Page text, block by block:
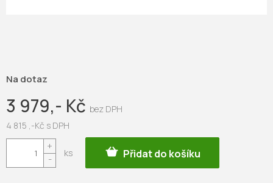
3 979,- Kč
4 815 ,-Kč s DPH
Měrná
Na dotaz
Přidat do košíku